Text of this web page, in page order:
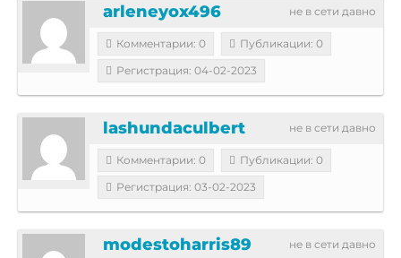
не в сети давно
arleneyox496
Комментарии: 0
Публикации: 0
Регистрация: 04-02-2023
не в сети давно
lashundaculbert
Комментарии: 0
Публикации: 0
Регистрация: 03-02-2023
не в сети давно
modestoharris89